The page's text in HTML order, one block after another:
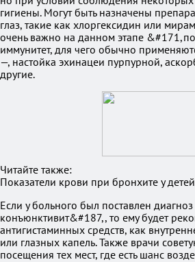
гигиены. Могут быть назначены
глаз, такие как хлоргексидин или
очень важно на данном этапе
иммунитет, для чего обычно
—, настойка эхинацеи пурпурной,
другие.
Читайте также:
Показатели крови при бронхите у
Если у больного был поставлен
конъюнктивит&#187,, то ему будет
антигистаминных средств, как
или глазных капель. Также врачи
посещения тех мест, где есть шанс